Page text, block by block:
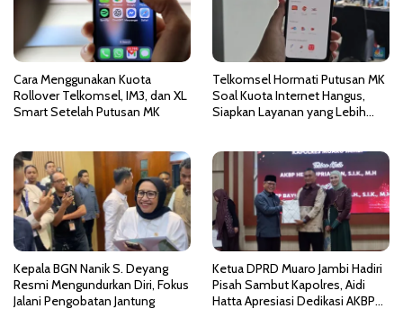
Cara Menggunakan Kuota
Rollover Telkomsel, IM3, dan XL
Smart Setelah Putusan MK
Telkomsel Hormati Putusan MK
Soal Kuota Internet Hangus,
Siapkan Layanan yang Lebih
Kepala BGN Nanik S. Deyang
Resmi Mengundurkan Diri, Fokus
Jalani Pengobatan Jantung
Ketua DPRD Muaro Jambi Hadiri
Pisah Sambut Kapolres, Aidi
Hatta Apresiasi Dedikasi AKBP